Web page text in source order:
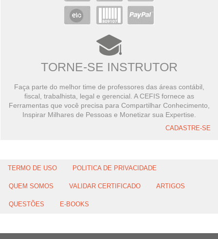
TORNE-SE INSTRUTOR
Faça parte do melhor time de professores das áreas contábil,
fiscal, trabalhista, legal e gerencial. A CEFIS fornece as
Ferramentas que você precisa para Compartilhar Conhecimento,
Inspirar Milhares de Pessoas e Monetizar sua Expertise.
CADASTRE-SE
TERMO DE USO POLITICA DE PRIVACIDADE
QUEM SOMOS VALIDAR CERTIFICADO ARTIGOS
QUESTÕES E-BOOKS